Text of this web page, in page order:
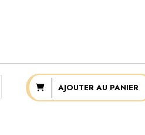
AJOUTER AU PANIER